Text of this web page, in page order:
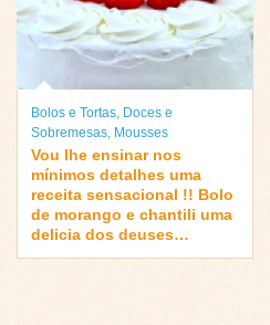
Bolos e Tortas, Doces e
Sobremesas, Mousses
Vou lhe ensinar nos
mínimos detalhes uma
receita sensacional !! Bolo
de morango e chantili uma
delicia dos deuses…